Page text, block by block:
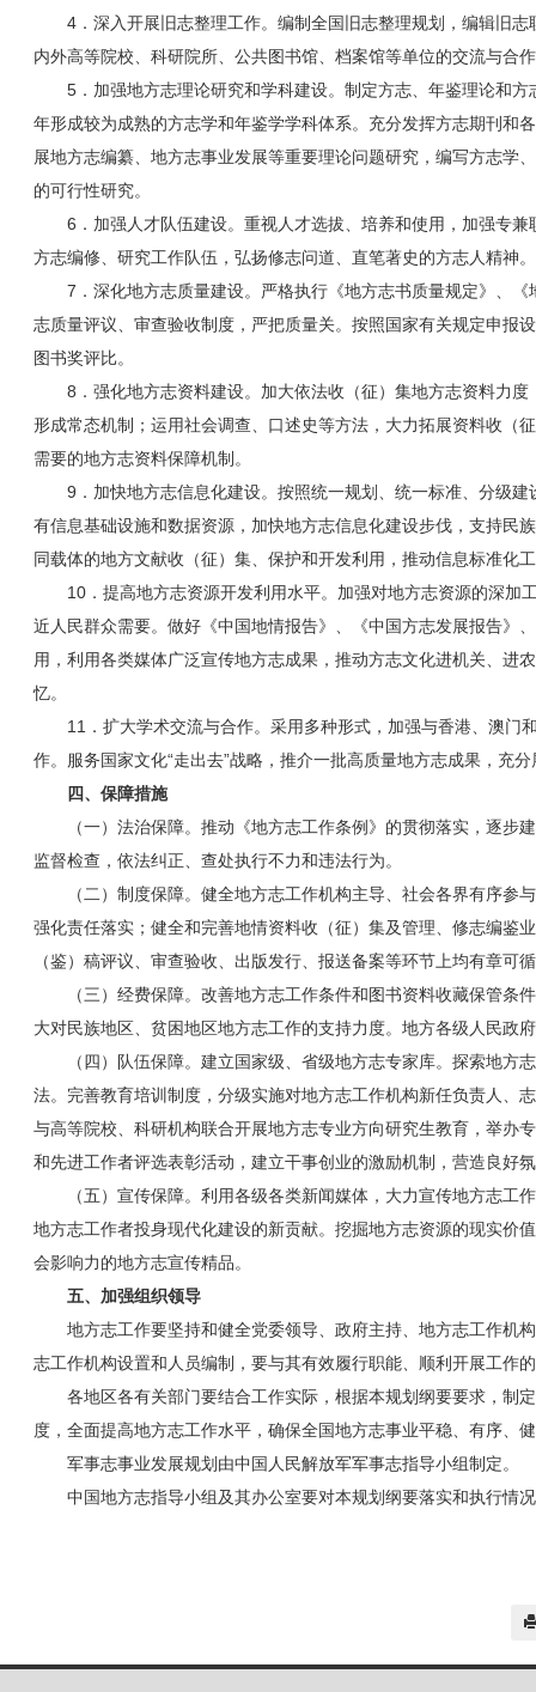
4．深入开展旧志整理工作。编制全国旧志整理规划，编辑旧
内外高等院校、科研院所、公共图书馆、档案馆等单位的交流与合
5．加强地方志理论研究和学科建设。制定方志、年鉴理论和
年形成较为成熟的方志学和年鉴学学科体系。充分发挥方志期刊和
展地方志编纂、地方志事业发展等重要理论问题研究，编写方志学
的可行性研究。
6．加强人才队伍建设。重视人才选拔、培养和使用，加强专
方志编修、研究工作队伍，弘扬修志问道、直笔著史的方志人精神。
7．深化地方志质量建设。严格执行《地方志书质量规定》、
志质量评议、审查验收制度，严把质量关。按照国家有关规定申报
图书奖评比。
8．强化地方志资料建设。加大依法收（征）集地方志资料力
形成常态机制；运用社会调查、口述史等方法，大力拓展资料收（
需要的地方志资料保障机制。
9．加快地方志信息化建设。按照统一规划、统一标准、分级
有信息基础设施和数据资源，加快地方志信息化建设步伐，支持民
同载体的地方文献收（征）集、保护和开发利用，推动信息标准化
10．提高地方志资源开发利用水平。加强对地方志资源的深
近人民群众需要。做好《中国地情报告》、《中国方志发展报告》
用，利用各类媒体广泛宣传地方志成果，推动方志文化进机关、进
忆。
11．扩大学术交流与合作。采用多种形式，加强与香港、澳
作。服务国家文化“走出去”战略，推介一批高质量地方志成果，充
四、保障措施
（一）法治保障。推动《地方志工作条例》的贯彻落实，逐
监督检查，依法纠正、查处执行不力和违法行为。
（二）制度保障。健全地方志工作机构主导、社会各界有序
强化责任落实；健全和完善地情资料收（征）集及管理、修志编鉴
（鉴）稿评议、审查验收、出版发行、报送备案等环节上均有章可
（三）经费保障。改善地方志工作条件和图书资料收藏保管
大对民族地区、贫困地区地方志工作的支持力度。地方各级人民政
（四）队伍保障。建立国家级、省级地方志专家库。探索地
法。完善教育培训制度，分级实施对地方志工作机构新任负责人、
与高等院校、科研机构联合开展地方志专业方向研究生教育，举办
和先进工作者评选表彰活动，建立干事创业的激励机制，营造良好
（五）宣传保障。利用各级各类新闻媒体，大力宣传地方志
地方志工作者投身现代化建设的新贡献。挖掘地方志资源的现实价
会影响力的地方志宣传精品。
五、加强组织领导
地方志工作要坚持和健全党委领导、政府主持、地方志工作机
志工作机构设置和人员编制，要与其有效履行职能、顺利开展工作
各地区各有关部门要结合工作实际，根据本规划纲要要求，制
度，全面提高地方志工作水平，确保全国地方志事业平稳、有序、
军事志事业发展规划由中国人民解放军军事志指导小组制定。
中国地方志指导小组及其办公室要对本规划纲要落实和执行情